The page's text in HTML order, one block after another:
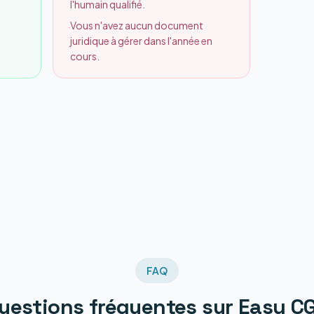
l'humain qualifié.
·Vous n'avez aucun document
juridique à gérer dans l'année en
cours.
FAQ
fréquentes sur Easy